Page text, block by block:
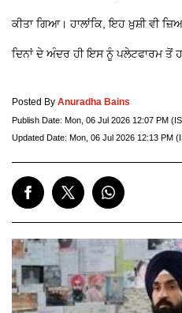
ਕੀਤਾ ਗਿਆ। ਹਾਲਾਂਕਿ, ਇਹ ਖ਼ੁਸ਼ੀ ਵੀ
ਦਿਨਾਂ ਦੇ ਅੰਦਰ ਹੀ ਇਸ ਨੂੰ ਪਲੇਟਫਾਰਮ ਤੋਂ
Posted By Anuradha Bains
Publish Date: Mon, 06 Jul 2026 12:07 PM
Updated Date: Mon, 06 Jul 2026 12:13 PM